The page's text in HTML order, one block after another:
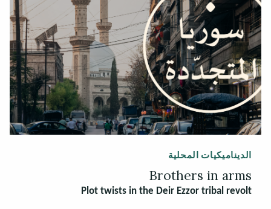
الديناميكيات المحلية
Brothers in arms
Plot twists in the Deir Ezzor tribal revolt